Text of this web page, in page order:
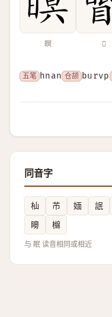
瞑 𥉦
五笔 hnan 仓颉 burvp
同音字
杣 芇 媔 䛉
矏
檰
与 眠 读音相同或相近